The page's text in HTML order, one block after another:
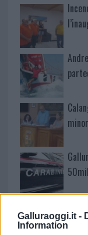
Galluraoggi.it -
Information